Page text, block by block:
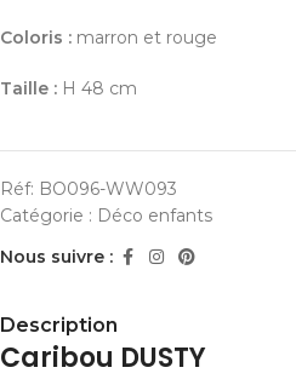
Coloris : marron et rouge
Taille : H 48 cm
Réf: BO096-WW093
Catégorie : Déco enfants
Nous suivre :
Description
Caribou DUSTY